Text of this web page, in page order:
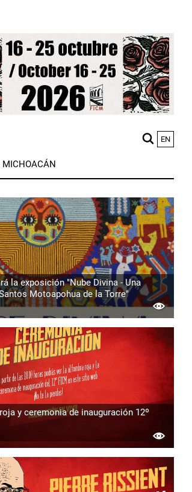
EN
MICHOACÁN
la exposición "Nube Divina - Una
Motoapohua de la Torre"
y ceremonia de inauguración 12º